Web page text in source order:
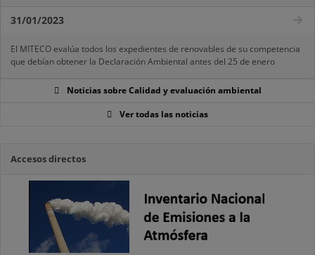
31/01/2023
El MITECO evalúa todos los expedientes de renovables de su competencia
que debían obtener la Declaración Ambiental antes del 25 de enero
Noticias sobre Calidad y evaluación ambiental
Ver todas las noticias
Accesos directos